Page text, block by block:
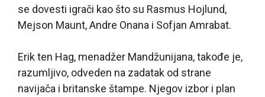
se dovesti igrači kao što su Rasmus Hojlund,
Mejson Maunt, Andre Onana i Sofjan Amrabat.
Erik ten Hag, menadžer Mandžunijana, takođe je,
razumljivo, odveden na zadatak od strane
navijača i britanske štampe. Njegov izbor i plan